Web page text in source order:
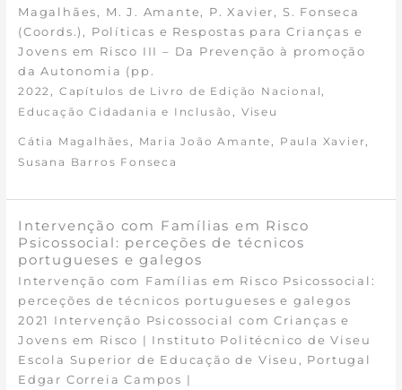
Magalhães, M. J. Amante, P. Xavier, S. Fonseca
(Coords.), Políticas e Respostas para Crianças e
Jovens em Risco III – Da Prevenção à promoção
da Autonomia (pp.
2022 , Capítulos de Livro de Edição Nacional ,
Educação Cidadania e Inclusão , Viseu
Cátia Magalhães , Maria João Amante , Paula Xavier ,
Susana Barros Fonseca
Intervenção com Famílias em Risco
Psicossocial: perceções de técnicos
portugueses e galegos
Intervenção com Famílias em Risco Psicossocial:
perceções de técnicos portugueses e galegos
2021 Intervenção Psicossocial com Crianças e
Jovens em Risco | Instituto Politécnico de Viseu
Escola Superior de Educação de Viseu, Portugal
Edgar Correia Campos |